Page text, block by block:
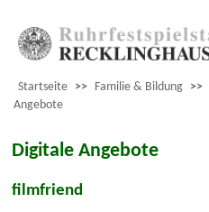
Startseite >> Familie & Bildung >>
Angebote
Digitale Angebote
filmfriend